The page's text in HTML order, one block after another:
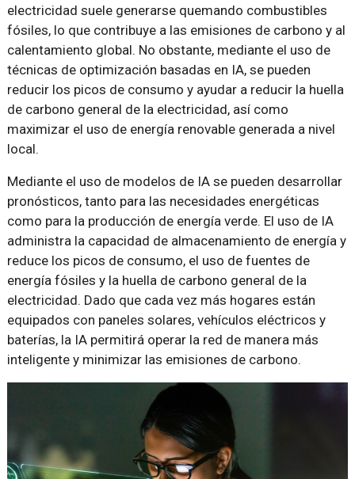
electricidad suele generarse quemando combustibles
fósiles, lo que contribuye a las emisiones de carbono y al
calentamiento global. No obstante, mediante el uso de
técnicas de optimización basadas en IA, se pueden
reducir los picos de consumo y ayudar a reducir la huella
de carbono general de la electricidad, así como
maximizar el uso de energía renovable generada a nivel
local.
Mediante el uso de modelos de IA se pueden desarrollar
pronósticos, tanto para las necesidades energéticas
como para la producción de energía verde. El uso de IA
administra la capacidad de almacenamiento de energía y
reduce los picos de consumo, el uso de fuentes de
energía fósiles y la huella de carbono general de la
electricidad. Dado que cada vez más hogares están
equipados con paneles solares, vehículos eléctricos y
baterías, la IA permitirá operar la red de manera más
inteligente y minimizar las emisiones de carbono.